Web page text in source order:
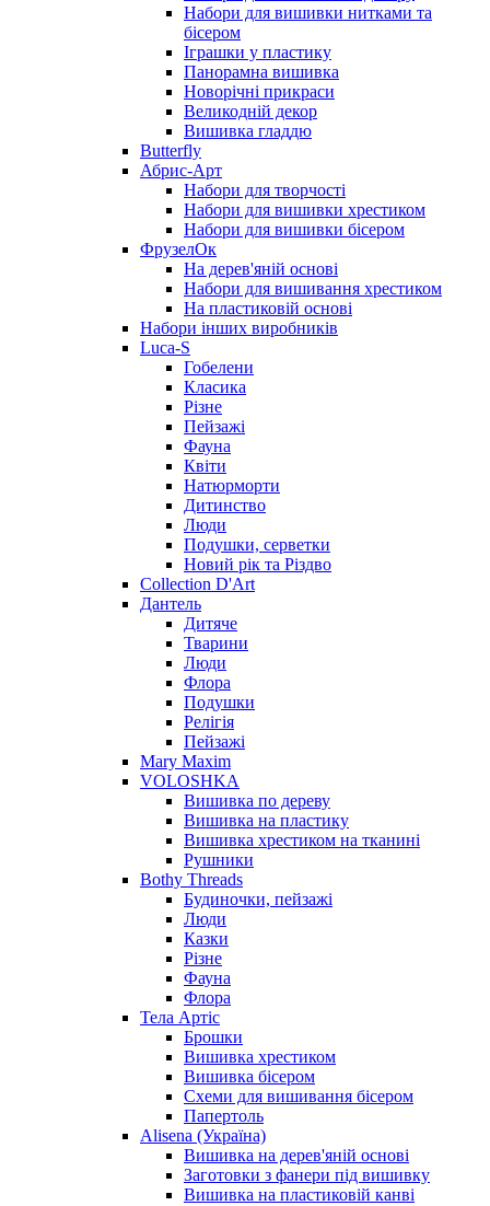
Набори для вишивки нитками та
бісером
Іграшки у пластику
Панорамна вишивка
Новорічні прикраси
Великодній декор
Вишивка гладдю
Butterfly
Абрис-Арт
Набори для творчості
Набори для вишивки хрестиком
Набори для вишивки бісером
ФрузелОк
На дерев'яній основі
Набори для вишивання хрестиком
На пластиковій основі
Набори інших виробників
Luca-S
Гобелени
Класика
Різне
Пейзажі
Фауна
Квіти
Натюрморти
Дитинство
Люди
Подушки, серветки
Новий рік та Різдво
Collection D'Art
Дантель
Дитяче
Тварини
Люди
Флора
Подушки
Релігія
Пейзажі
Mary Maxim
VOLOSHKA
Вишивка по дереву
Вишивка на пластику
Вишивка хрестиком на тканині
Рушники
Bothy Threads
Будиночки, пейзажі
Люди
Казки
Різне
Фауна
Флора
Тела Артіс
Брошки
Вишивка хрестиком
Вишивка бісером
Схеми для вишивання бісером
Папертоль
Alisena (Україна)
Вишивка на дерев'яній основі
Заготовки з фанери під вишивку
Вишивка на пластиковій канві